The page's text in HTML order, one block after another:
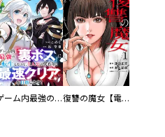
ゲーム内最強の『裏ボス』に転生したので、主人公の代わりに最速クリアを目指します！【電子単行本版】 復讐の魔女【電子単行本版】